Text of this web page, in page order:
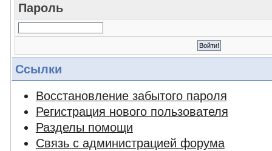
Пароль
Ссылки
Восстановление забытого пароля
Регистрация нового пользователя
Разделы помощи
Связь с администрацией форума